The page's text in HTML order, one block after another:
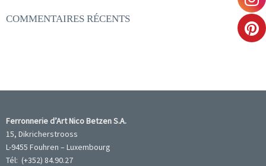
COMMENTAIRES RÉCENTS
Ferronnerie d’Art Nico Betzen S.A.
15, Dikricherstrooss
L-9455 Fouhren – Luxembourg
Tél: (+352) 84.90.27